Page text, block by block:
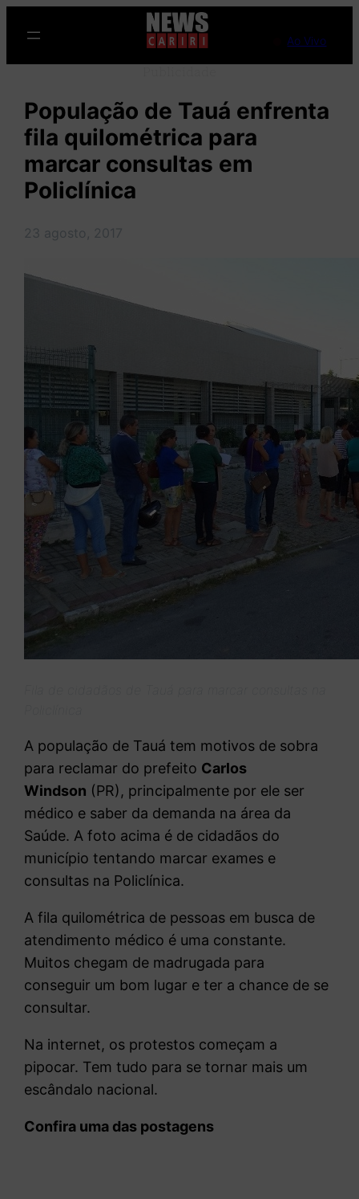
para
o
Ao Vivo
População de Tauá enfrenta
fila quilométrica para
marcar consultas em
Policlínica
23 agosto, 2017
A população de Tauá tem motivos de sobra
para reclamar do prefeito Carlos
Windson (PR), principalmente por ele ser
médico e saber da demanda na área da
Saúde. A foto acima é de cidadãos do
município tentando marcar exames e
consultas na Policlínica.
A fila quilométrica de pessoas em busca de
atendimento médico é uma constante.
Muitos chegam de madrugada para
conseguir um bom lugar e ter a chance de se
consultar.
Na internet, os protestos começam a
pipocar. Tem tudo para se tornar mais um
escândalo nacional.
Confira uma das postagens